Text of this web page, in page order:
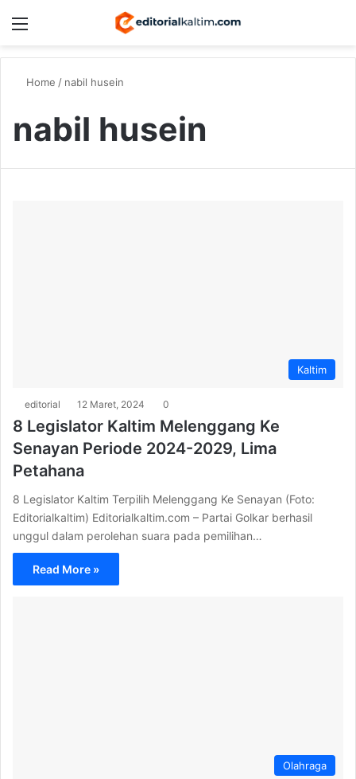
Home / nabil husein
nabil husein
Kaltim
editorial 12 Maret, 2024 0
8 Legislator Kaltim Melenggang Ke
Senayan Periode 2024-2029, Lima
Petahana
8 Legislator Kaltim Terpilih Melenggang Ke Senayan (Foto:
Editorialkaltim) Editorialkaltim.com – Partai Golkar berhasil
unggul dalam perolehan suara pada pemilihan…
Read More »
Olahraga